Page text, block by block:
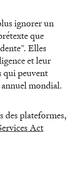
ignorer un
que
Elles
et leur
qui peuvent
annuel mondial.
des plateformes,
Act